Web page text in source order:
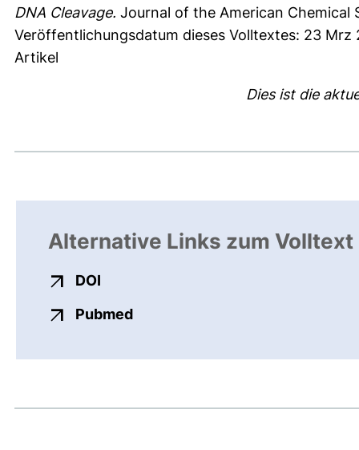
DNA Cleavage. Journal of the American Chemical
Veröffentlichungsdatum dieses Volltextes: 23 Mrz
Artikel
Dies ist die
Alternative Links zum Volltext
DOI
Pubmedexterner Link, öffnet neues